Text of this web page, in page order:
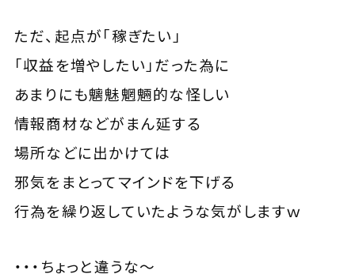
ただ、起点が「稼ぎたい」
「収益を増やしたい」だった為に
あまりにも魑魅魍魎的な怪しい
情報商材などがまん延する
場所などに出かけては
邪気をまとってマインドを下げる
行為を繰り返していたような気がしますｗ
・・・ちょっと違うな～